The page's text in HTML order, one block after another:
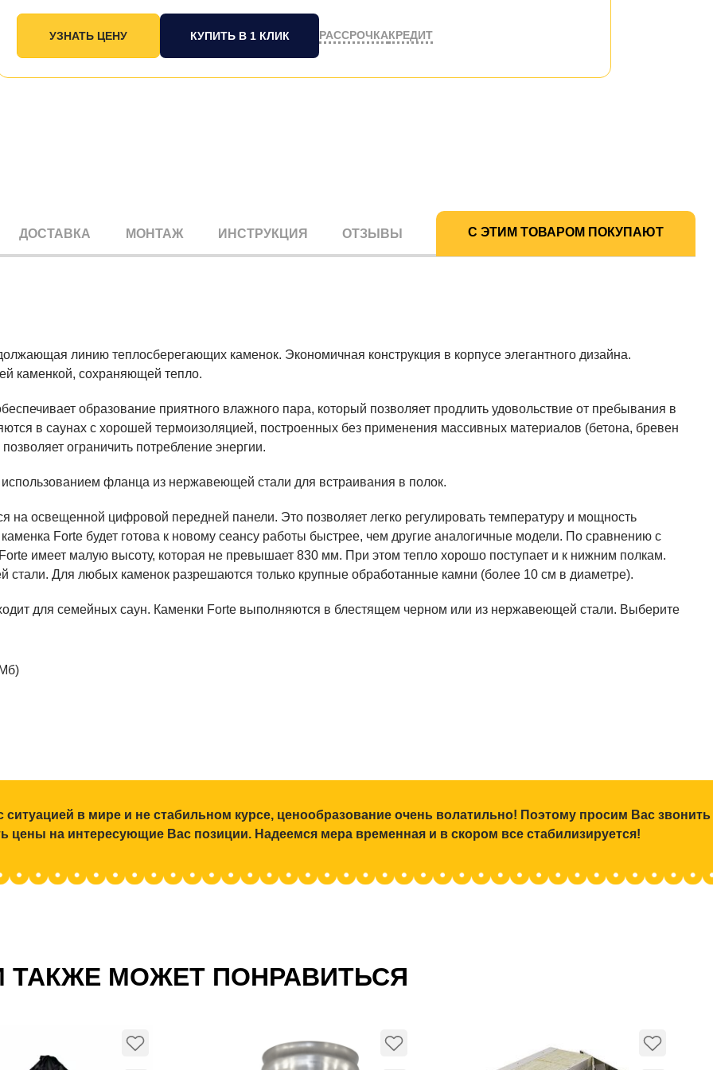
КУПИТЬ В 1 КЛИК РАССРОЧКАКРЕДИТ
ДОСТАВКА МОНТАЖ ИНСТРУКЦИЯ ОТЗЫВЫ С ЭТИМ ТОВАРОМ ПОКУПАЮТ
линию теплосберегающих каменок. Экономичная конструкция в корпусе элегантного дизайна.
каменкой, сохраняющей тепло.
образование приятного влажного пара, который позволяет продлить удовольствие от пребывания в
в саунах с хорошей термоизоляцией, построенных без применения массивных материалов (бетона, бревен
ограничить потребление энергии.
фланца из нержавеющей стали для встраивания в полок.
на освещенной цифровой передней панели. Это позволяет легко регулировать температуру и мощность
Forte будет готова к новому сеансу работы быстрее, чем другие аналогичные модели. По сравнению с
имеет малую высоту, которая не превышает 830 мм. При этом тепло хорошо поступает и к нижним полкам.
стали. Для любых каменок разрешаются только крупные обработанные камни (более 10 см в диаметре).
для семейных саун. Каменки Forte выполняются в блестящем черном или из нержавеющей стали. Выберите
в мире и не стабильном курсе, ценообразование очень волатильно! Поэтому просим Вас звонить
цены на интересующие Вас позиции. Надеемся мера временная и в скором все стабилизируется!
ТАКЖЕ МОЖЕТ ПОНРАВИТЬСЯ